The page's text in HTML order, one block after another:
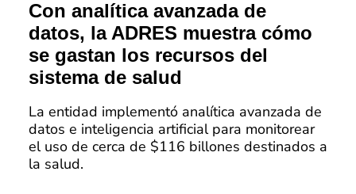
Con analítica avanzada de
datos, la ADRES muestra cómo
se gastan los recursos del
sistema de salud
La entidad implementó analítica avanzada de
datos e inteligencia artificial para monitorear
el uso de cerca de $116 billones destinados a
la salud.